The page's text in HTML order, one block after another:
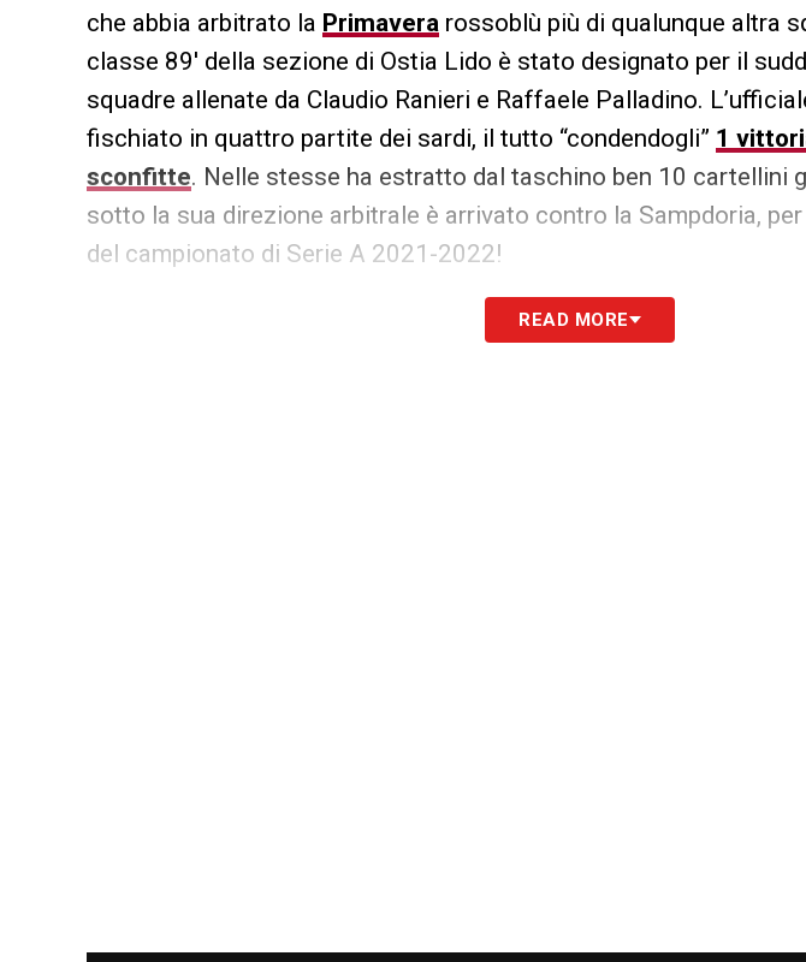
che abbia arbitrato la Primavera rossoblù più di qualunque altra
classe 89′ della sezione di Ostia Lido è stato designato per il
squadre allenate da Claudio Ranieri e Raffaele Palladino.
fischiato in quattro partite dei sardi, il tutto “condendogli” 1
sconfitte. Nelle stesse ha estratto dal taschino ben 10 cartellini
sotto la sua direzione arbitrale è arrivato contro la Sampdoria, per
del campionato di Serie A 2021-2022!
LA PLAYLIST DELLE NOSTRE TOP NEWSREAD MORE